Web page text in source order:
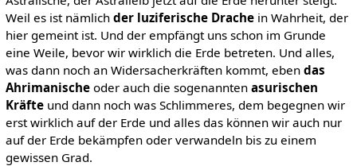
Weil es ist nämlich der luziferische Drachein Wahrheit, der
hier gemeint ist. Und der empfängt uns schon im Grunde
eine Weile, bevor wir wirklich die Erde betreten. Und alles,
was dann noch an Widersacherkräften kommt, eben das
Ahrimanischeoder auch die sogenannten asurischen
Kräfteund dann noch was Schlimmeres, dem begegnen wir
erst wirklich auf der Erde und alles das können wir auch nur
auf der Erde bekämpfen oder verwandeln bis zu einem
gewissen Grad.